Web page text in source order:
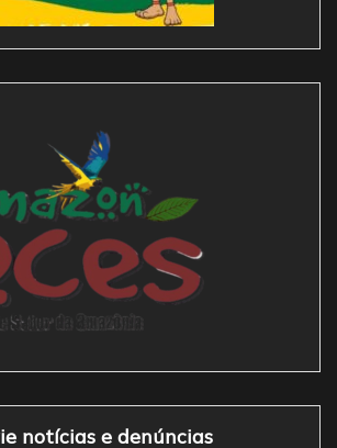
notícias e denúncias